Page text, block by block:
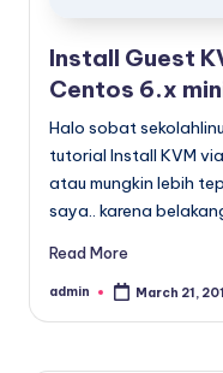
Install Guest
Centos 6.x
Halo sobat
tutorial Install KVM
atau mungkin lebih
saya.. karena
Read More
Posted
admin March 21,